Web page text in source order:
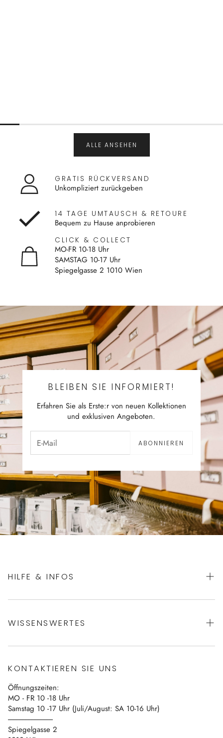
ALLE ANSEHEN
GRATIS RÜCKVERSAND
Unkompliziert zurückgeben
14 TAGE UMTAUSCH & RETOURE
Bequem zu Hause anprobieren
CLICK & COLLECT
MO-FR 10-18 Uhr
SAMSTAG 10-17 Uhr
Spiegelgasse 2 1010 Wien
BLEIBEN SIE INFORMIERT!
Erfahren Sie als Erste:r von neuen Kollektionen
und exklusiven Angeboten.
ABONNIEREN
HILFE & INFOS
Datenschutz
Impressum
Vertrag widerrufen
WISSENSWERTES
Blog
Kontakt
KONTAKTIEREN SIE UNS
Öffnungszeiten:
MO - FR 10 -18 Uhr
Samstag 10 -17 Uhr (Juli/August: SA 10-16 Uhr)
------------------------------
Spiegelgasse 2